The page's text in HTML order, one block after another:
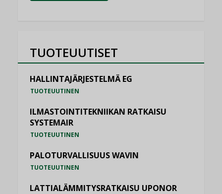
TUOTEUUTISET
HALLINTAJÄRJESTELMÄ EG
TUOTEUUTINEN
ILMASTOINTITEKNIIKAN RATKAISU
SYSTEMAIR
TUOTEUUTINEN
PALOTURVALLISUUS WAVIN
TUOTEUUTINEN
LATTIALÄMMITYSRATKAISU UPONOR